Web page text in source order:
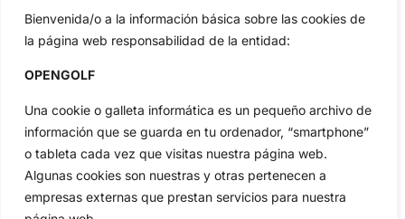
Bienvenida/o a la información básica sobre las cookies de
la página web responsabilidad de la entidad:
OPENGOLF
Una cookie o galleta informática es un pequeño archivo de
información que se guarda en tu ordenador, “smartphone”
o tableta cada vez que visitas nuestra página web.
Algunas cookies son nuestras y otras pertenecen a
empresas externas que prestan servicios para nuestra
Categorias
Actualidad
Amateurs
Circuitos
Especiales
Reglas
Vídeos
De Interés
Compañía
Aviso Legal